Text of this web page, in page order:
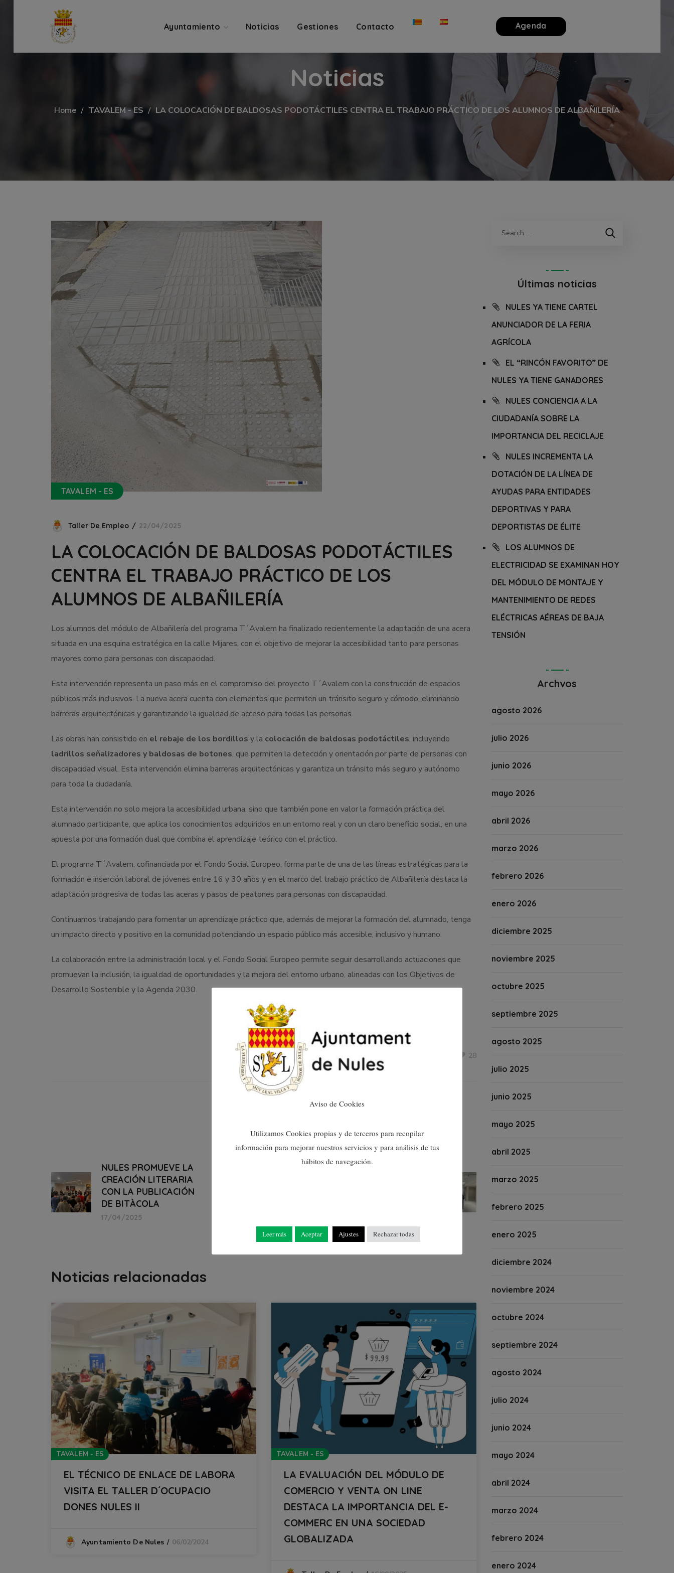
Ayuntamiento Noticias Gestiones Contacto Agenda
Noticias
Home TAVALEM - ES LA COLOCACIÓN DE BALDOSAS PODOTÁCTILES CENTRA EL TRABAJO PRÁCTICO DE LOS ALUMNOS DE ALBAÑILERÍA
TAVALEM - ES
Taller De Empleo 22/04/2025
LA COLOCACIÓN DE BALDOSAS PODOTÁCTILES
CENTRA EL TRABAJO PRÁCTICO DE LOS
ALUMNOS DE ALBAÑILERÍA
Los alumnos del módulo de Albañilería del programa T´Avalem ha finalizado recientemente la adaptación de una acera
situada en una esquina estratégica en la calle Mijares, con el objetivo de mejorar la accesibilidad tanto para personas
mayores como para personas con discapacidad.
Esta intervención representa un paso más en el compromiso del proyecto T´Avalem con la construcción de espacios
públicos más inclusivos. La nueva acera cuenta con elementos que permiten un tránsito seguro y cómodo, eliminando
barreras arquitectónicas y garantizando la igualdad de acceso para todas las personas.
Las obras han consistido en el rebaje de los bordillos y la colocación de baldosas podotáctiles, incluyendo
ladrillos señalizadores y baldosas de botones, que permiten la detección y orientación por parte de personas con
discapacidad visual. Esta intervención elimina barreras arquitectónicas y garantiza un tránsito más seguro y autónomo
para toda la ciudadanía.
Esta intervención no solo mejora la accesibilidad urbana, sino que también pone en valor la formación práctica del
alumnado participante, que aplica los conocimientos adquiridos en un entorno real y con un claro beneficio social, en una
apuesta por una formación dual que combina el aprendizaje teórico con el práctico.
El programa T´Avalem, cofinanciada por el Fondo Social Europeo, forma parte de una de las líneas estratégicas para la
formación e inserción laboral de jóvenes entre 16 y 30 años y en el marco del trabajo práctico de Albañilería destaca la
adaptación progresiva de todas las aceras y pasos de peatones para personas con discapacidad.
Continuamos trabajando para fomentar un aprendizaje práctico que, además de mejorar la formación del alumnado, tenga
un impacto directo y positivo en la comunidad potenciando un espacio público más accesible, inclusivo y humano.
La colaboración entre la administración local y el Fondo Social Europeo permite seguir desarrollando actuaciones que
promuevan la inclusión, la igualdad de oportunidades y la mejora del entorno urbano, alineadas con los Objetivos de
Desarrollo Sostenible y la Agenda 2030.
28
NULES PROMUEVE LA
CREACIÓN LITERARIA
CON LA PUBLICACIÓN
DE BITÀCOLA
17/04/2025
Noticias relacionadas
TAVALEM - ES
EL TÉCNICO DE ENLACE DE LABORA
VISITA EL TALLER D´OCUPACIO
DONES NULES II
Ayuntamiento De Nules 06/02/2024
TAVALEM - ES
LA EVALUACIÓN DEL MÓDULO DE
COMERCIO Y VENTA ON LINE
DESTACA LA IMPORTANCIA DEL E-
COMMERC EN UNA SOCIEDAD
GLOBALIZADA
Últimas noticias
NULES YA TIENE CARTEL
ANUNCIADOR DE LA FERIA
AGRÍCOLA
EL “RINCÓN FAVORITO” DE
NULES YA TIENE GANADORES
NULES CONCIENCIA A LA
CIUDADANÍA SOBRE LA
IMPORTANCIA DEL RECICLAJE
NULES INCREMENTA LA
DOTACIÓN DE LA LÍNEA DE
AYUDAS PARA ENTIDADES
DEPORTIVAS Y PARA
DEPORTISTAS DE ÉLITE
LOS ALUMNOS DE
ELECTRICIDAD SE EXAMINAN HOY
DEL MÓDULO DE MONTAJE Y
MANTENIMIENTO DE REDES
ELÉCTRICAS AÉREAS DE BAJA
TENSIÓN
Archvos
agosto 2026
julio 2026
junio 2026
mayo 2026
abril 2026
marzo 2026
febrero 2026
enero 2026
diciembre 2025
noviembre 2025
octubre 2025
septiembre 2025
agosto 2025
julio 2025
junio 2025
mayo 2025
abril 2025
marzo 2025
febrero 2025
enero 2025
diciembre 2024
noviembre 2024
octubre 2024
septiembre 2024
agosto 2024
julio 2024
junio 2024
mayo 2024
abril 2024
marzo 2024
febrero 2024
enero 2024
Aviso de Cookies
Utilizamos Cookies propias y de terceros para recopilar
información para mejorar nuestros servicios y para análisis de tus
hábitos de navegación.
Leer más Aceptar Ajustes Rechazar todas